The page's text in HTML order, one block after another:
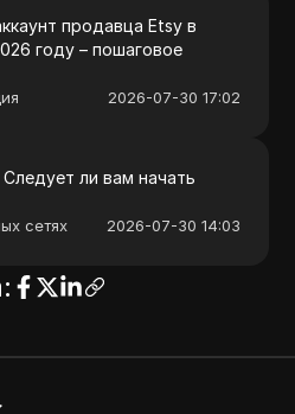
продавца Etsy в
году – пошаговое
2026-07-30 17:02
ли вам начать
сетях 2026-07-30 14:03
: